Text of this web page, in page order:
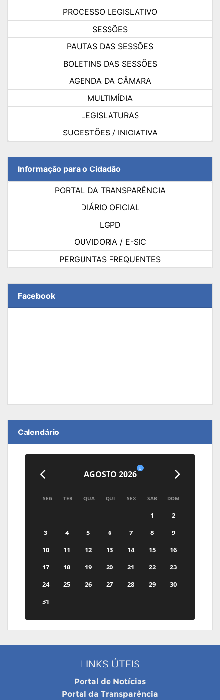
PROCESSO LEGISLATIVO
SESSÕES
PAUTAS DAS SESSÕES
BOLETINS DAS SESSÕES
AGENDA DA CÂMARA
MULTIMÍDIA
LEGISLATURAS
SUGESTÕES / INICIATIVA
Informação para o Cidadão
PORTAL DA TRANSPARÊNCIA
DIÁRIO OFICIAL
LGPD
OUVIDORIA / E-SIC
PERGUNTAS FREQUENTES
Facebook
Calendário
AGOSTO 2026
0
SEG TER QUA QUI SEX SAB DOM
1
2
3
4 5 6 7 8
9
10
11 12 13 14 15
16
17
18 19 20 21 22
23
24
25 26 27 28 29
30
31
LINKS ÚTEIS
Portal de Notícias
Portal da Transparência